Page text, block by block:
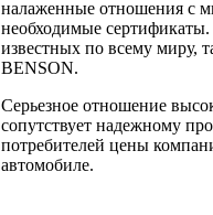
налаженные отношения с
необходимые
известных по всему миру,
BENSON.
Серьезное отношение
сопутствует надежному
потребителей цены
автомобиле.